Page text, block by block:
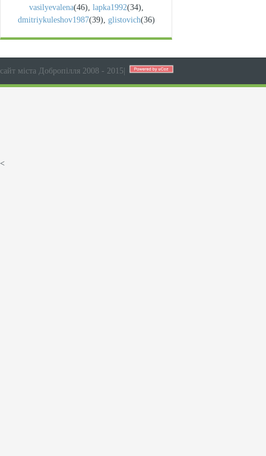
vasilyevalena(46), lapka1992(34),
dmitriykuleshov1987(39), glistovich(36)
сайт міста Добропілля 2008 - 2015
<